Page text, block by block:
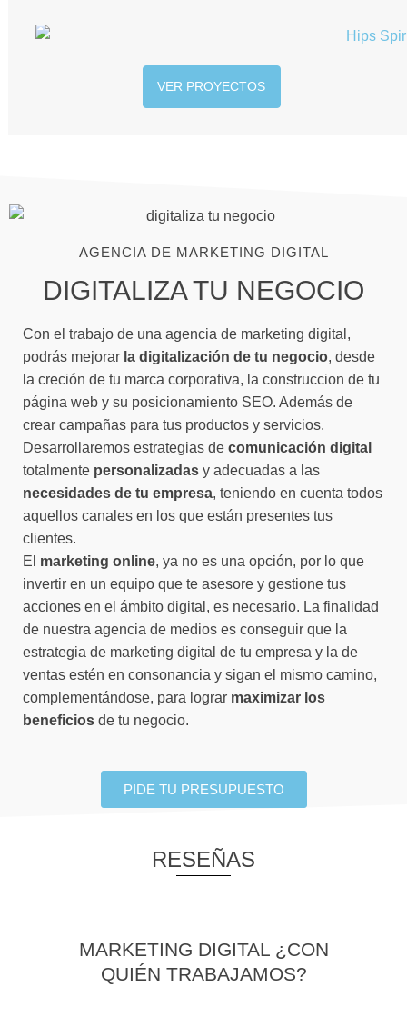
VER PROYECTOS
AGENCIA DE MARKETING DIGITAL
DIGITALIZA TU NEGOCIO
Con el trabajo de una agencia de marketing digital,
podrás mejorar la digitalización de tu negocio, desde
la creción de tu marca corporativa, la construccion de tu
página web y su posicionamiento SEO. Además de
crear campañas para tus productos y servicios.
Desarrollaremos estrategias de comunicación digital
totalmente personalizadas y adecuadas a las
necesidades de tu empresa, teniendo en cuenta todos
aquellos canales en los que están presentes tus
clientes.
El marketing online, ya no es una opción, por lo que
invertir en un equipo que te asesore y gestione tus
acciones en el ámbito digital, es necesario. La finalidad
de nuestra agencia de medios es conseguir que la
estrategia de marketing digital de tu empresa y la de
ventas estén en consonancia y sigan el mismo camino,
complementándose, para lograr maximizar los
beneficios de tu negocio.
PIDE TU PRESUPUESTO
RESEÑAS
MARKETING DIGITAL ¿CON
QUIÉN TRABAJAMOS?